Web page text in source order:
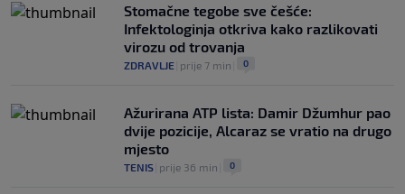
Stomačne tegobe sve češće:
Infektologinja otkriva kako razlikovati
virozu od trovanja
ZDRAVLJE prije 7 min 0
Ažurirana ATP lista: Damir Džumhur pao
dvije pozicije, Alcaraz se vratio na drugo
mjesto
TENIS prije 36 min 0